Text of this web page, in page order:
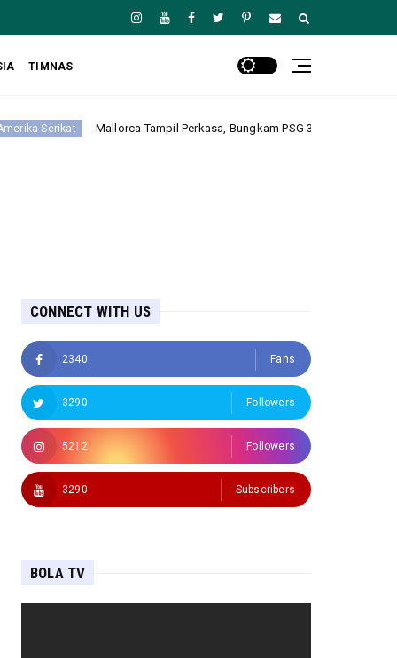
TIMNAS
Mallorca Tampil Perkasa, Bungkam PSG 3-0 pada Laga Pramusim
CONNECT WITH US
2340 Fans
3290 Followers
5212 Followers
3290 Subscribers
BOLA TV